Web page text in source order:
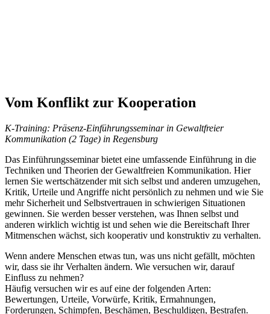
Vom Konflikt zur Kooperation
K-Training: Präsenz-Einführungsseminar in Gewaltfreier
Kommunikation (2 Tage) in Regensburg
Das Einführungsseminar bietet eine umfassende Einführung in die
Techniken und Theorien der Gewaltfreien Kommunikation. Hier
lernen Sie wertschätzender mit sich selbst und anderen umzugehen,
Kritik, Urteile und Angriffe nicht persönlich zu nehmen und wie Sie
mehr Sicherheit und Selbstvertrauen in schwierigen Situationen
gewinnen. Sie werden besser verstehen, was Ihnen selbst und
anderen wirklich wichtig ist und sehen wie die Bereitschaft Ihrer
Mitmenschen wächst, sich kooperativ und konstruktiv zu verhalten.
Wenn andere Menschen etwas tun, was uns nicht gefällt, möchten
wir, dass sie ihr Verhalten ändern. Wie versuchen wir, darauf
Einfluss zu nehmen?
Häufig versuchen wir es auf eine der folgenden Arten:
Bewertungen, Urteile, Vorwürfe, Kritik, Ermahnungen,
Forderungen, Schimpfen, Beschämen, Beschuldigen, Bestrafen.